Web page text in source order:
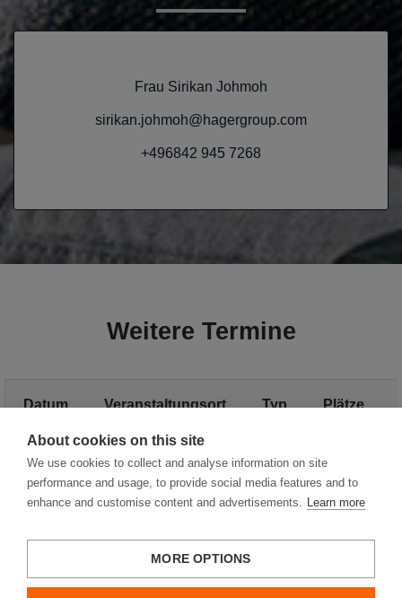
Frau Sirikan Johmoh
sirikan.johmoh@hagergroup.com
+496842 945 7268
Weitere Termine
Datum Veranstaltungsort Typ Plätze
Hager Vertriebsgesellschaft mbH & Co. KG
About cookies on this site
We use cookies to collect and analyse information on site
performance and usage, to provide social media features and to
enhance and customise content and advertisements. Learn more
MORE OPTIONS